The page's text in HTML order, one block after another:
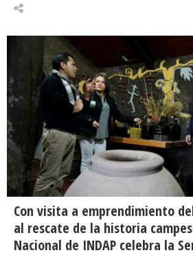
Con visita a emprendimiento
al rescate de la historia
Nacional de INDAP celebra la